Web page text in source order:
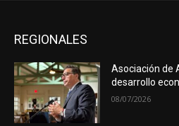
REGIONALES
Asociación de
desarrollo
08/07/2026